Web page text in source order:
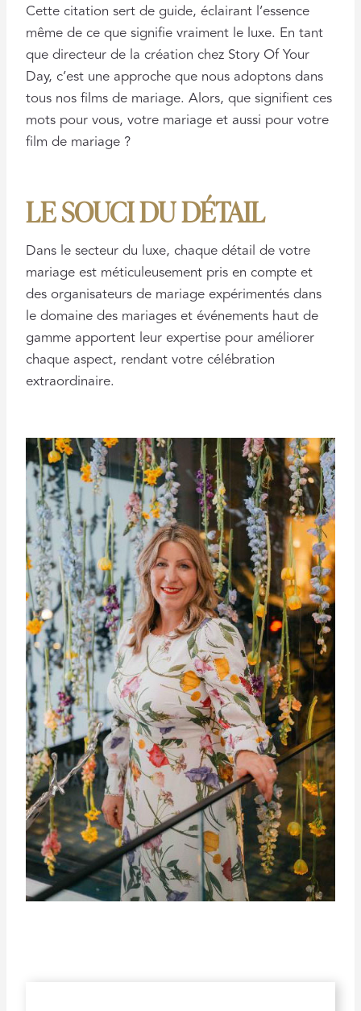
Cette citation sert de guide, éclairant l’essence
même de ce que signifie vraiment le luxe. En tant
que directeur de la création chez Story Of Your
Day, c’est une approche que nous adoptons dans
tous nos films de mariage. Alors, que signifient ces
mots pour vous, votre mariage et aussi pour votre
film de mariage ?
LE SOUCI DU DÉTAIL
Dans le secteur du luxe, chaque détail de votre
mariage est méticuleusement pris en compte et
des organisateurs de mariage expérimentés dans
le domaine des mariages et événements haut de
gamme apportent leur expertise pour améliorer
chaque aspect, rendant votre célébration
extraordinaire.